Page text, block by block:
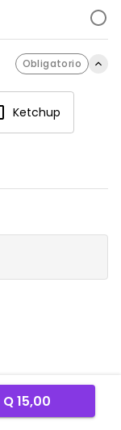
Obligatorio
Ketchup
Q 15,00